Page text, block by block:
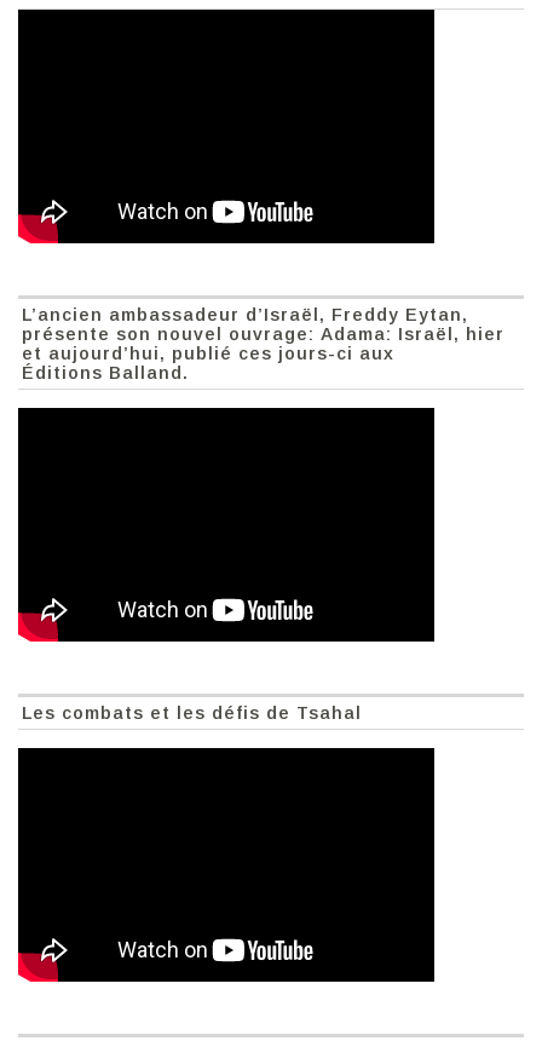
L’ancien ambassadeur d’Israël, Freddy Eytan,
présente son nouvel ouvrage: Adama: Israël, hier
et aujourd’hui, publié ces jours-ci aux
Éditions Balland.
Les combats et les défis de Tsahal